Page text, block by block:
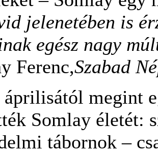
jelenetében is
egész nagy
Ferenc,Szabad
megint
Somlay életét:
tábornok –